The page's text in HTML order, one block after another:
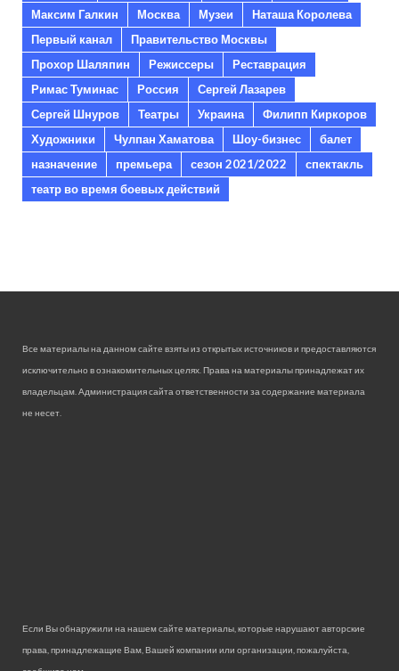
Максим Галкин
Москва Музеи
Наташа Королева
Первый канал
Правительство Москвы
Прохор Шаляпин
Режиссеры
Реставрация
Римас Туминас
Россия
Сергей Лазарев
Сергей Шнуров
Театры Украина
Филипп Киркоров
Художники
Чулпан Хаматова Шоу-бизнес
балет
назначение
премьера сезон 2021/2022
спектакль
театр во время боевых действий
Все материалы на данном сайте взяты из открытых источников и предоставляются
исключительно в ознакомительных целях. Права на материалы принадлежат их
владельцам. Администрация сайта ответственности за содержание материала
не несет.
Если Вы обнаружили на нашем сайте материалы, которые нарушают авторские
права, принадлежащие Вам, Вашей компании или организации, пожалуйста,